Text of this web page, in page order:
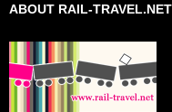
ABOUT RAIL-TRAVEL.NET